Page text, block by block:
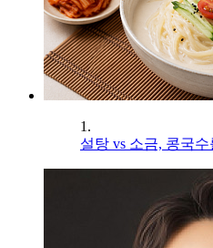
1.
설탕 vs 소금, 콩국